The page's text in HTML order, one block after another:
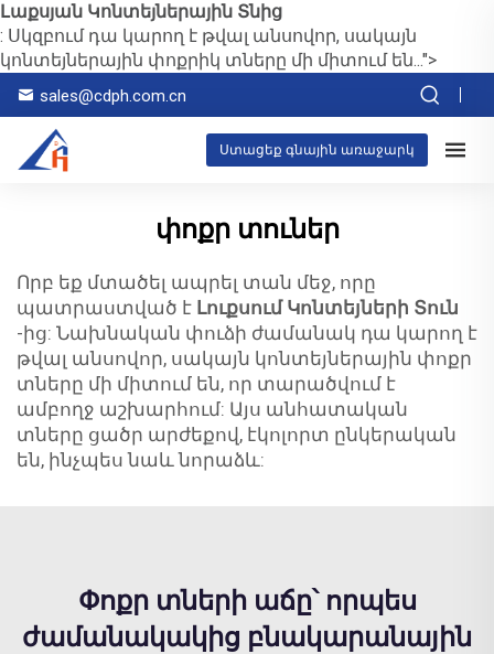
Լաքսյան Կոնտեյներային Տնից
: Սկզբում դա կարող է թվալ անսովոր, սակայն
կոնտեյներային փոքրիկ տները մի միտում են...">
sales@cdph.com.cn
Ստացեք գնային առաջարկ
փոքր տուներ
Որբ եք մտածել ապրել տան մեջ, որը
պատրաստված է Լուքսում Կոնտեյների Տուն
-ից: Նախնական փուձի ժամանակ դա կարող է
թվալ անսովոր, սակայն կոնտեյներային փոքր
տները մի միտում են, որ տարածվում է
ամբողջ աշխարհում: Այս անհատական
տները ցածր արժեքով, էկոլորտ ընկերական
են, ինչպես նաև նորաձև:
Փոքր տների աճը՝ որպես
ժամանակակից բնակարանային